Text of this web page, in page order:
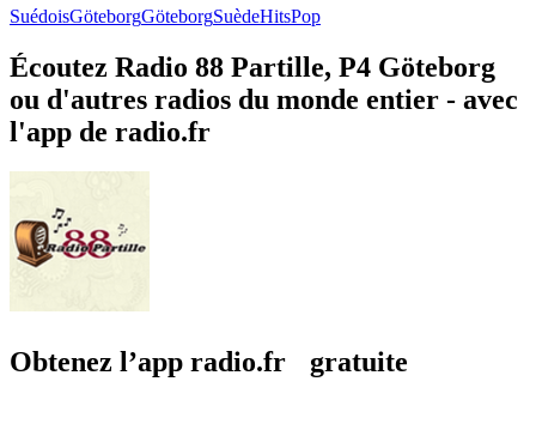
SuédoisGöteborgGöteborgSuèdeHitsPop
Écoutez Radio 88 Partille, P4 Göteborg
ou d'autres radios du monde entier - avec
l'app de radio.fr
Obtenez l’app radio.fr gratuite